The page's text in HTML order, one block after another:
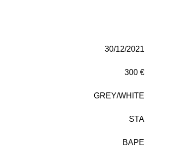
30/12/2021
300 €
GREY/WHITE
STA
BAPE